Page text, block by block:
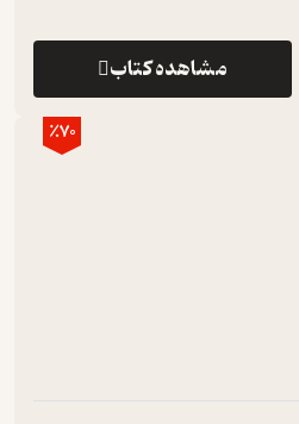
مشاهده کتاب
٪70